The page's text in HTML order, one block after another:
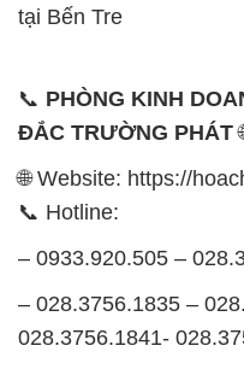
tại Bến Tre
📞 PHÒNG KINH
ĐẮC TRƯỜNG PHÁT
🌐 Website: https://
📞 Hotline:
– 0933.920.505 –
– 028.3756.1835 –
028.3756.1841-